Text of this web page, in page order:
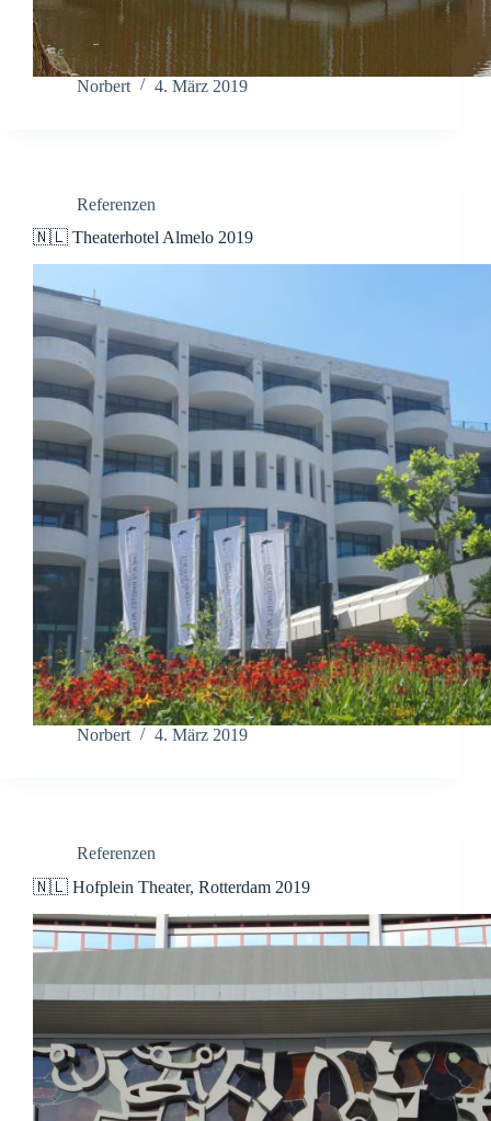
Norbert 4. März 2019
Referenzen
🇳🇱 Theaterhotel Almelo 2019
Norbert 4. März 2019
Referenzen
🇳🇱 Hofplein Theater, Rotterdam 2019